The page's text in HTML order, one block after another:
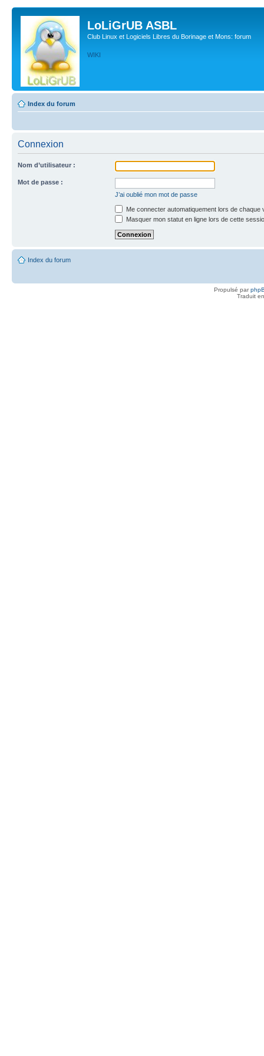
LoLiGrUB ASBL
Club Linux et Logiciels Libres du Borinage et Mons: forum
WIKI
Index du forum
Connexion
Nom d’utilisateur :
Mot de passe :
J’ai oublié mon mot de passe
Me connecter automatiquement lors de chaque
Masquer mon statut en ligne lors de cette
Index du forum
Propulsé par
Traduit